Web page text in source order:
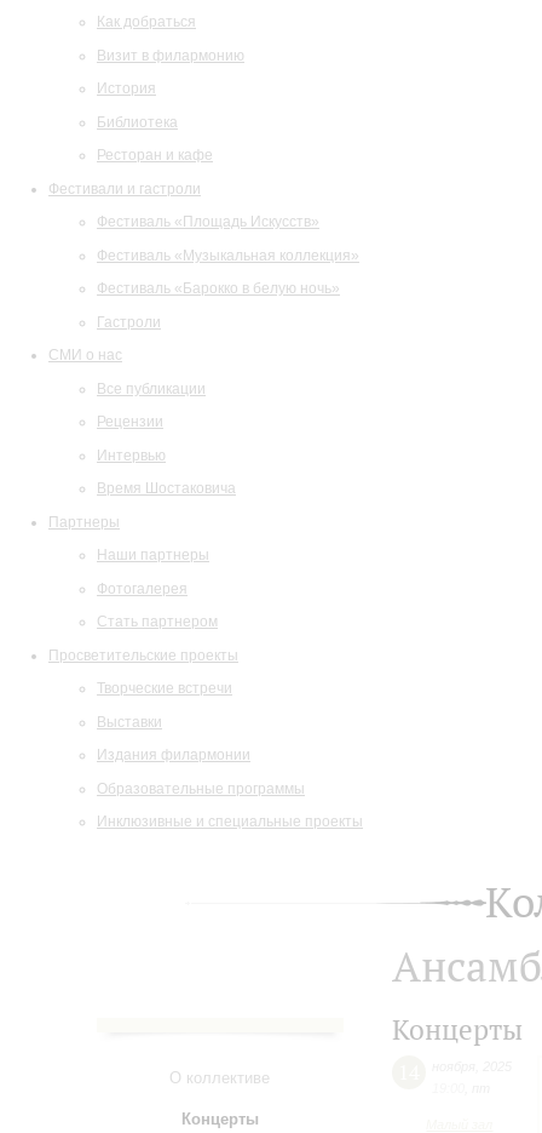
Как добраться
Визит в филармонию
История
Библиотека
Ресторан и кафе
Фестивали и гастроли
Фестиваль «Площадь Искусств»
Фестиваль «Музыкальная коллекция»
Фестиваль «Барокко в белую ночь»
Гастроли
СМИ о нас
Все публикации
Рецензии
Интервью
Время Шостаковича
Партнеры
Наши партнеры
Фотогалерея
Стать партнером
Просветительские проекты
Творческие встречи
Выставки
Издания филармонии
Образовательные программы
Инклюзивные и специальные проекты
О коллективе
Концерты
Концерты